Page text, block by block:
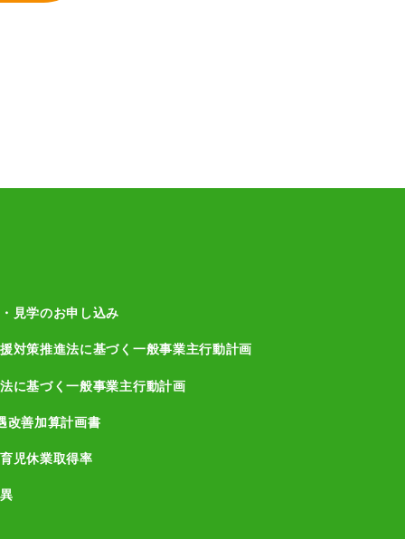
見学のお申し込み
対策推進法に基づく一般事業主行動計画
に基づく一般事業主行動計画
改善加算計画書
児休業取得率